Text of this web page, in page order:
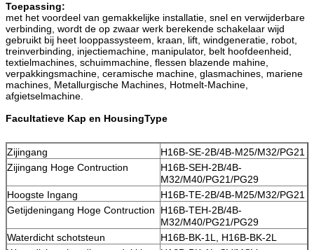
Toepassing:
met het voordeel van gemakkelijke installatie, snel en verwijderbare
verbinding, wordt de op zwaar werk berekende schakelaar wijd
gebruikt bij heet looppassysteem, kraan, lift, windgeneratie, robot,
treinverbinding, injectiemachine, manipulator, belt hoofdeenheid,
textielmachines, schuimmachine, flessen blazende mahine,
verpakkingsmachine, ceramische machine, glasmachines, mariene
machines, Metallurgische Machines, Hotmelt-Machine,
afgietselmachine.
Facultatieve Kap en HousingType
Zijingang
H16B-SE-2B/4B-M25/M32/PG21
Zijingang Hoge Contruction
H16B-SEH-2B/4B-
M32/M40/PG21/PG29
Hoogste Ingang
H16B-TE-2B/4B-M25/M32/PG21
Getijdeningang Hoge Contruction
H16B-TEH-2B/4B-
M32/M40/PG21/PG29
Waterdicht schotsteun
H16B-BK-1L, H16B-BK-2L